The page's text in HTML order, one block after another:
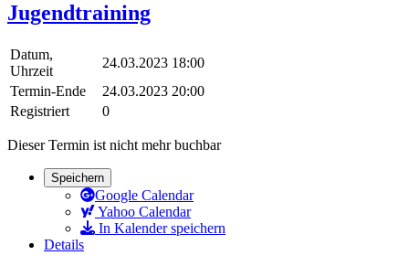
Jugendtraining
Datum,
Uhrzeit
24.03.2023 18:00
Termin-Ende
24.03.2023 20:00
Registriert
0
Dieser Termin ist nicht mehr buchbar
Speichern
Google Calendar
Yahoo Calendar
In Kalender speichern
Details